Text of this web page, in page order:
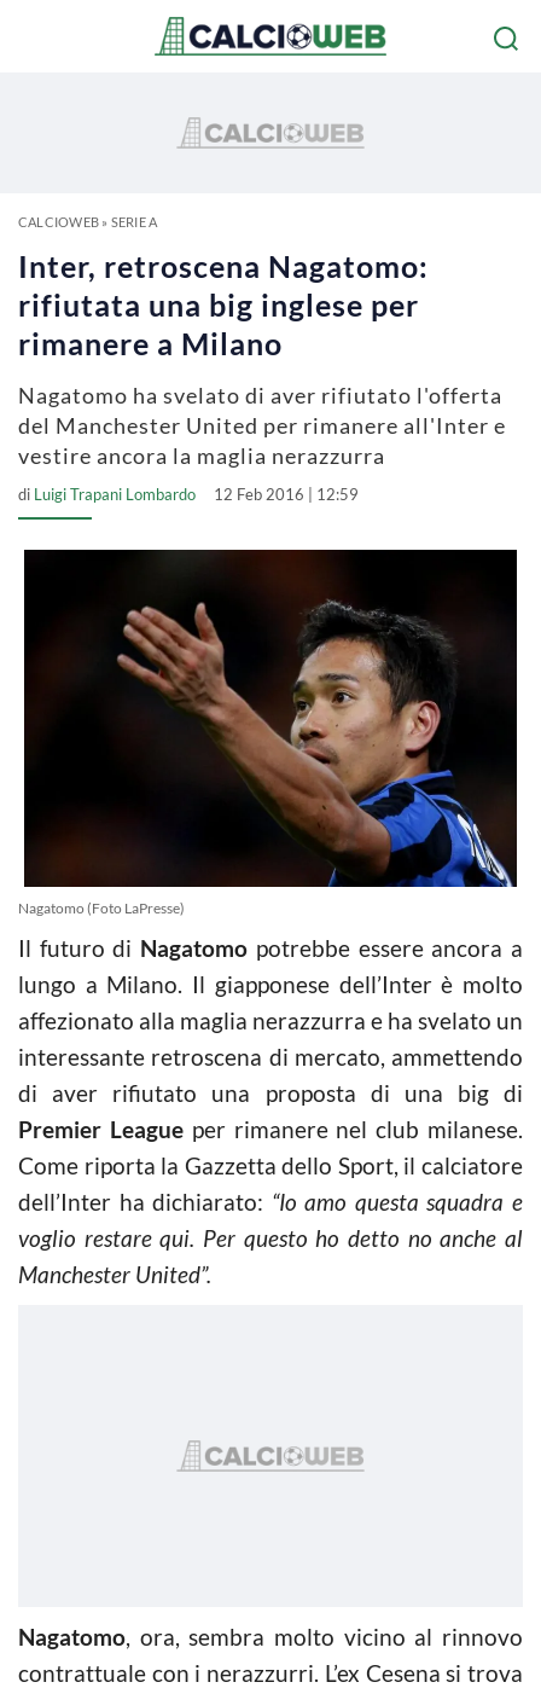
CALCIOWEB» SERIE A
Inter, retroscena Nagatomo:
rifiutata una big inglese per
rimanere a Milano
Nagatomo ha svelato di aver rifiutato l'offerta
del Manchester United per rimanere all'Inter e
vestire ancora la maglia nerazzurra
di Luigi Trapani Lombardo 12 Feb 2016 | 12:59
Nagatomo (Foto LaPresse)
Il futuro di Nagatomo potrebbe essere ancora a
lungo a Milano. Il giapponese dell’Inter è molto
affezionato alla maglia nerazzurra e ha svelato un
interessante retroscena di mercato, ammettendo
di aver rifiutato una proposta di una big di
Premier Leagueper rimanere nel club milanese.
Come riporta la Gazzetta dello Sport, il calciatore
dell’Inter ha dichiarato: “Io amo questa squadra e
voglio restare qui. Per questo ho detto no anche al
Manchester United”.
Nagatomo, ora, sembra molto vicino al rinnovo
contrattuale con i nerazzurri. L’ex Cesena si trova